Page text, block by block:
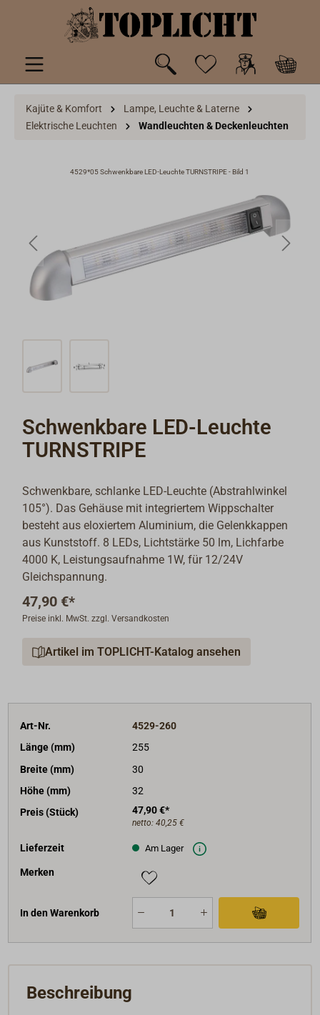
springen
Kajüte & Komfort
Lampe, Leuchte & Laterne
Elektrische Leuchten
Wandleuchten & Deckenleuchten
4529*05 Schwenkbare LED-Leuchte TURNSTRIPE - Bild 1
Schwenkbare LED-Leuchte
TURNSTRIPE
Schwenkbare, schlanke LED-Leuchte (Abstrahlwinkel
105°). Das Gehäuse mit integriertem Wippschalter
besteht aus eloxiertem Aluminium, die Gelenkkappen
aus Kunststoff. 8 LEDs, Lichtstärke 50 lm, Lichfarbe
4000 K, Leistungsaufnahme 1W, für 12/24V
Gleichspannung.
47,90 €*
Preise inkl. MwSt. zzgl. Versandkosten
Artikel im TOPLICHT-Katalog ansehen
Art-Nr.
4529-260
Länge (mm)
255
Breite (mm)
30
Höhe (mm)
32
Preis (Stück)
47,90 €*
netto: 40,25 €
Lieferzeit Am Lager
Merken
In den Warenkorb
Beschreibung